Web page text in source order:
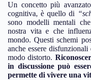
Un concetto più
cognitiva, è quello di
sono modelli mentali
nostra vita e che
mondo. Questi schemi
anche essere
modo distorto.
in discussione può
permette di vivere una